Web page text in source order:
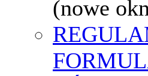
(nowe